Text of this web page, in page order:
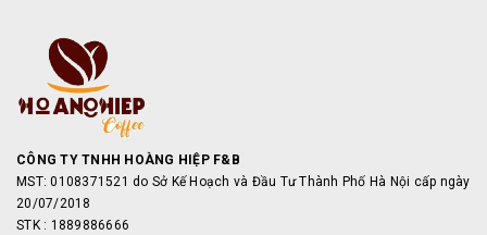
CÔNG TY TNHH HOÀNG HIỆP F&B
MST: 0108371521 do Sở Kế Hoạch và Đầu Tư Thành Phố Hà Nội cấp ngày
20/07/2018
STK : 1889886666